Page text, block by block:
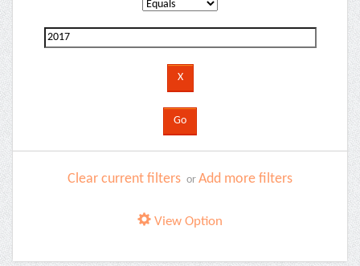
Clear current filters or Add more filters
View Option